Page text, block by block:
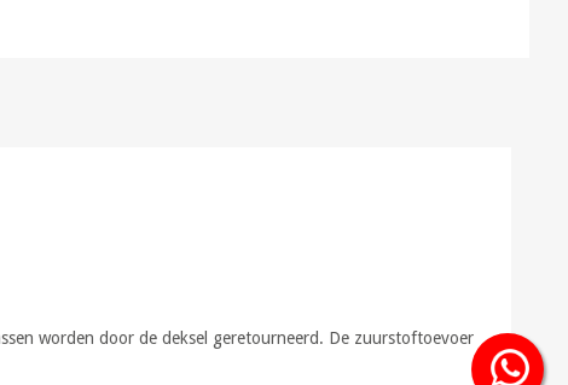
worden door de deksel geretourneerd. De zuurstoftoevoer